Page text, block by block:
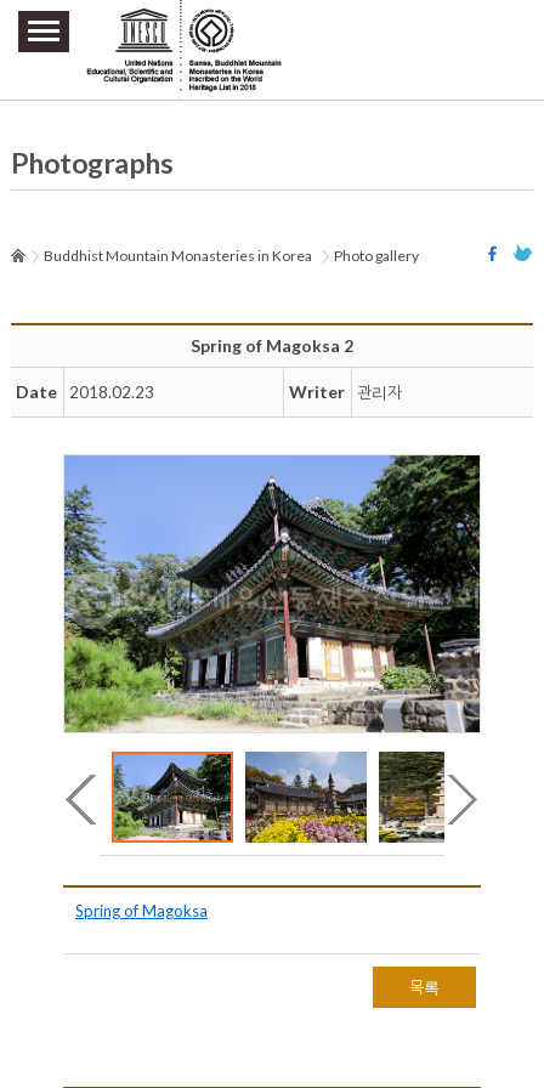
주요메뉴 바로가기
본문 바로가기
하단메뉴 바로가기
Photographs
Buddhist Mountain Monasteries in Korea Photo gallery
Spring of Magoksa 2
Date 2018.02.23 Writer 관리자
Spring of Magoksa
목록